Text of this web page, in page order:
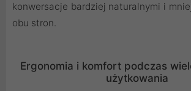
konwersacje bardziej naturalnymi i
obu stron.
Ergonomia i komfort podczas
użytkowania